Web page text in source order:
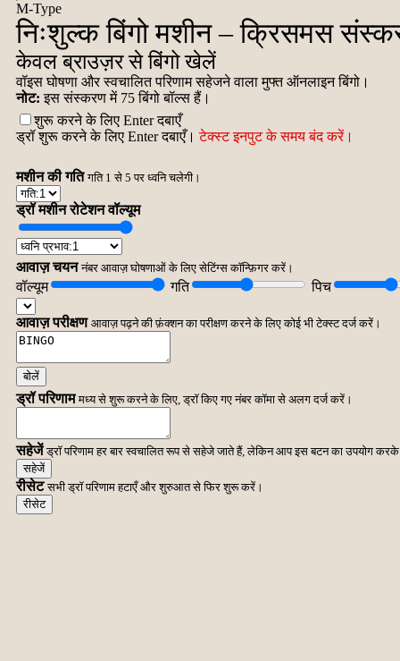
M-Type
निःशुल्क बिंगो मशीन – क्रिसमस
केवल ब्राउज़र से बिंगो खेलें
वॉइस घोषणा और स्वचालित परिणाम सहेजने वाला मुफ्त ऑनलाइन बिंगो।
नोट: इस संस्करण में 75 बिंगो बॉल्स हैं।
शुरू करने के लिए Enter दबाएँ
ड्रॉ शुरू करने के लिए Enter दबाएँ।टेक्स्ट इनपुट के समय बंद करें।
मशीन की गति गति 1 से 5 पर ध्वनि चलेगी।
ड्रॉ मशीन रोटेशन वॉल्यूम
आवाज़ चयन नंबर आवाज़ घोषणाओं के लिए सेटिंग्स कॉन्फ़िगर करें।
वॉल्यूम गति पिच
आवाज़ परीक्षण आवाज़ पढ़ने की फ़ंक्शन का परीक्षण करने के लिए कोई भी टेक्स्ट दर्ज करें।
बोलें
ड्रॉ परिणाम मध्य से शुरू करने के लिए, ड्रॉ किए गए नंबर कॉमा से अलग दर्ज करें।
सहेजें ड्रॉ परिणाम हर बार स्वचालित रूप से सहेजे जाते हैं, लेकिन आप इस बटन का उपयोग
सहेजें
रीसेट सभी ड्रॉ परिणाम हटाएँ और शुरुआत से फिर शुरू करें।
रीसेट